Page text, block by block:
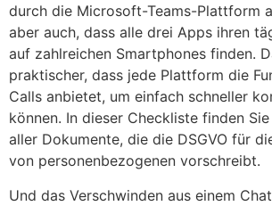
durch die Microsoft-Teams-Plattform
aber auch, dass alle drei Apps ihren
auf zahlreichen Smartphones finden.
praktischer, dass jede Plattform die
Calls anbietet, um einfach schneller
können. In dieser Checkliste finden
aller Dokumente, die die DSGVO für
von personenbezogenen vorschreibt.
Und das Verschwinden aus einem